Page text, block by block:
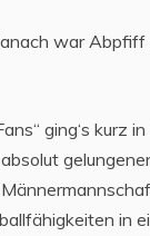
war
ging‘s kurz
in